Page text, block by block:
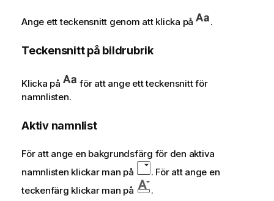
Ange ett teckensnitt genom att klicka på .
Teckensnitt på bildrubrik
Klicka på
för att ange ett teckensnitt för
namnlisten.
Aktiv namnlist
För att ange en bakgrundsfärg för den aktiva
namnlisten klickar man på
. För att ange en
teckenfärg klickar man på
.